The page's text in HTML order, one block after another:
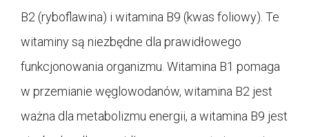
B2 (ryboflawina) i witamina B9 (kwas foliowy). Te
witaminy są niezbędne dla prawidłowego
funkcjonowania organizmu. Witamina B1 pomaga
w przemianie węglowodanów, witamina B2 jest
ważna dla metabolizmu energii, a witamina B9 jest